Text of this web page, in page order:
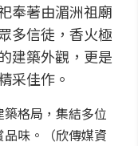
奉著由湄洲祖廟
多信徒，香火極
建築外觀，更是
采佳作。
格局，集結多位
味。（欣傳媒資